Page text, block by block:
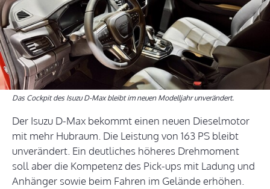
Das Cockpit des Isuzu D-Max bleibt im neuen Modelljahr unverändert.
Der Isuzu D-Max bekommt einen neuen Dieselmotor
mit mehr Hubraum. Die Leistung von 163 PS bleibt
unverändert. Ein deutliches höheres Drehmoment
soll aber die Kompetenz des Pick-ups mit Ladung und
Anhänger sowie beim Fahren im Gelände erhöhen.